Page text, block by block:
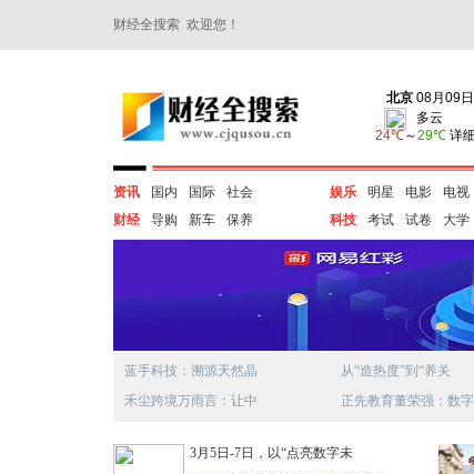
财经全搜索 欢迎您！
资讯 国内 国际
社会
财经
导购 新车 保养
娱乐 明星 电影
电视
科技
考试 试卷 大学
蓝手科技：溯源天然晶
禾尘跨境万雨言：让中
从“造热度”到“养关
正先教育董荣强：数字
3月5日-7日，以“点亮数字未